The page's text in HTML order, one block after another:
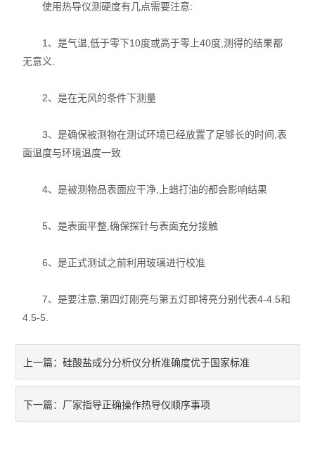
玻璃检测仪器
耐火材料保温材料检测仪
实验室制样及研磨设备
直读式透气性测定仪
使用热导仪测硬度有几点需要注意:
1、是气温,低于零下10度或高于零上40度,测得的结果都
无意义.
2、是在无风的条件下测量
3、是确保被测物在测试环境已经放置了足够长的时间,表
面温度与环境温度一致
4、是被测物品表面应干净,上蜡打油的都会影响结果
5、是表面平整,确保探针与表面充分接触
6、是正式测试之前利用玻璃进行校准
7、是要注意,第四灯刚亮与第五灯即将亮分别代表4-4.5和
4.5-5.
上一篇：硅酸盐成分分析仪分析准确度优于国家标准
下一篇： 厂家指导正确操作热导仪顺序事项